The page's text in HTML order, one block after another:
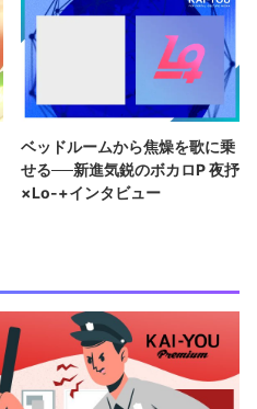
ベッドルームから焦燥を歌に乗
せる──新進気鋭のボカロP 夜抒
×Lo-+インタビュー